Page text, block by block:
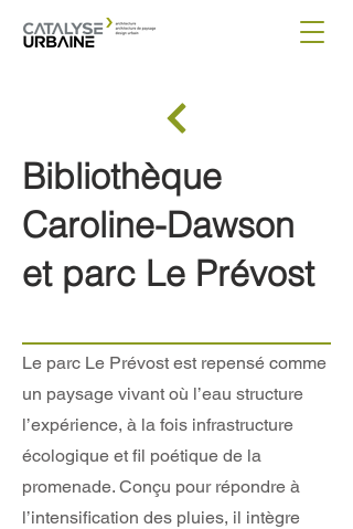
Bibliothèque
Caroline-Dawson
et parc Le Prévost
Le parc Le Prévost est repensé comme
un paysage vivant où l’eau structure
l’expérience, à la fois infrastructure
écologique et fil poétique de la
promenade. Conçu pour répondre à
l’intensification des pluies, il intègre